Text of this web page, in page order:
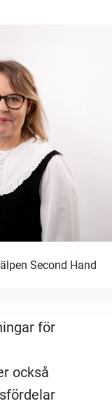
Second Hand
för
också